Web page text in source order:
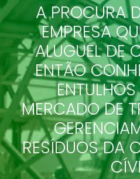
A PROCURA
EMPRESA
ALUGUEL DE
ENTÃO
MERCADO DE
RESÍDUOS DA